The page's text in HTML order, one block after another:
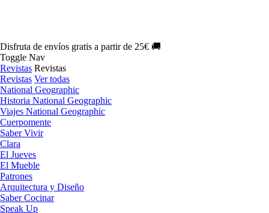
Disfruta de envíos gratis a partir de 25€ 🚚
Toggle Nav
Revistas Revistas
Revistas Ver todas
National Geographic
Historia National Geographic
Viajes National Geographic
Cuerpomente
Saber Vivir
Clara
El Jueves
El Mueble
Patrones
Arquitectura y Diseño
Saber Cocinar
Speak Up